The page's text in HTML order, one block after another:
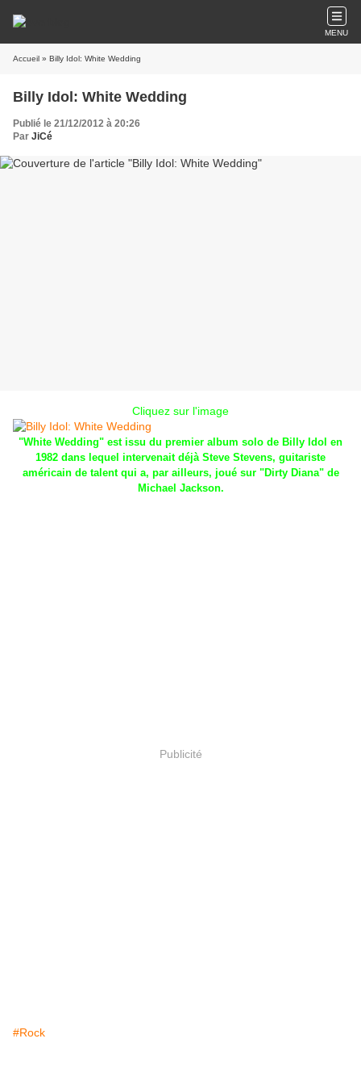
MENU
Accueil » Billy Idol: White Wedding
Billy Idol: White Wedding
Publié le 21/12/2012 à 20:26
Par JiCé
Cliquez sur l'image
"White Wedding" est issu du premier album solo de Billy Idol en
1982 dans lequel intervenait déjà Steve Stevens, guitariste
américain de talent qui a, par ailleurs, joué sur "Dirty Diana" de
Michael Jackson.
Publicité
#Rock